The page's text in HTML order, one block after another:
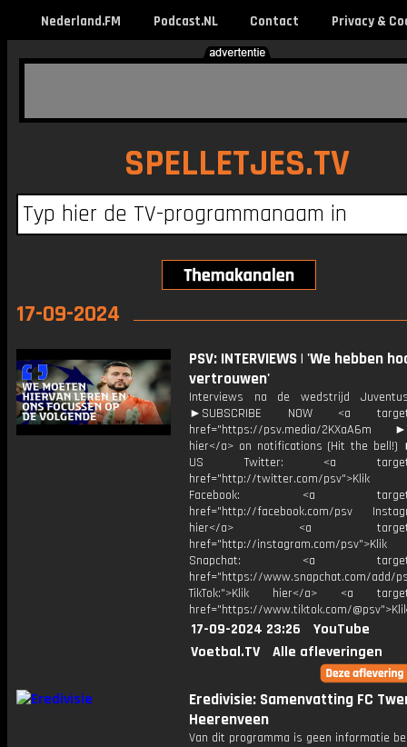
Nederland.FM Podcast.NL Contact Privacy &
SPELLETJES.TV
17-09-2024
PSV: INTERVIEWS | 'We hebben
vertrouwen'
Interviews na de wedstrijd
►SUBSCRIBE NOW <a
href="https://psv.media/2KXaA6m
hier</a> on notifications (Hit the bell!)
US Twitter: <a
href="http://twitter.com/psv">Klik
Facebook: <a
href="http://facebook.com/psv
hier</a> <a
href="http://instagram.com/
Snapchat: <a
href="https://www.snapchat.com/add/
TikTok:">Klik hier</a> <a
href="https://www.tiktok.com/
17-09-2024 23:26
YouTube
Voetbal.TV
Alle afleveringen
Eredivisie: Samenvatting FC
Heerenveen
Van dit programma is geen informatie